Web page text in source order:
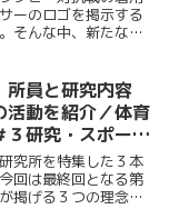
ーのロゴを掲示する
そんな中、新たな歴
社井門エンタープラ
イスポ...
所員と研究内容
活動を紹介／体育
研究・スポーツ
究所を特集した３本
回は最終回となる第
掲げる３つの理念の